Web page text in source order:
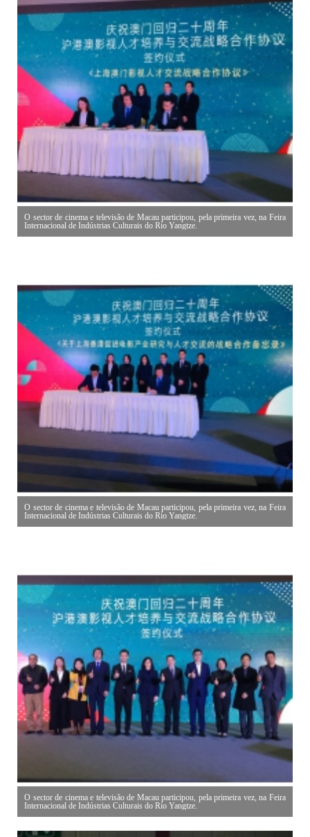
O sector de cinema e televisão de Macau participou, pela primeira vez, na Feira
Internacional de Indústrias Culturais do Rio Yangtze.
O sector de cinema e televisão de Macau participou, pela primeira vez, na Feira
Internacional de Indústrias Culturais do Rio Yangtze.
O sector de cinema e televisão de Macau participou, pela primeira vez, na Feira
Internacional de Indústrias Culturais do Rio Yangtze.